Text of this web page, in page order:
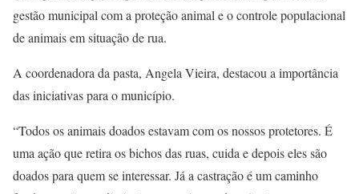
gestão municipal com a proteção animal e o controle populacional
de animais em situação de rua.
A coordenadora da pasta, Angela Vieira, destacou a importância
das iniciativas para o município.
“Todos os animais doados estavam com os nossos protetores. É
uma ação que retira os bichos das ruas, cuida e depois eles são
doados para quem se interessar. Já a castração é um caminho